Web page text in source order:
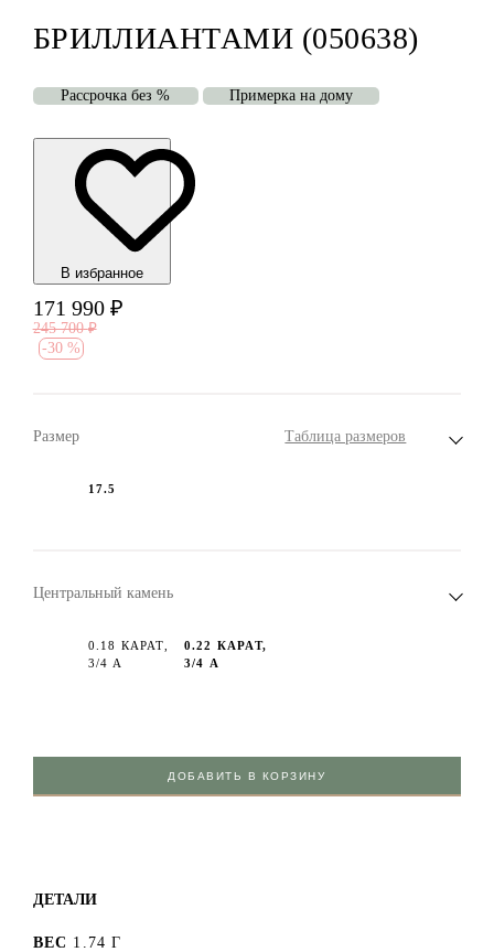
БРИЛЛИАНТАМИ (050638)
Рассрочка без % Примерка на дому
В избранноe
171 990 ₽
245 700 ₽
-30 %
Размер Таблица размеров
17.5
Центральный камень
0.18 КАРАТ,
3/4 А
0.22 КАРАТ,
3/4 А
ДОБАВИТЬ В КОРЗИНУ
ДЕТАЛИ
ВЕС 1.74 Г